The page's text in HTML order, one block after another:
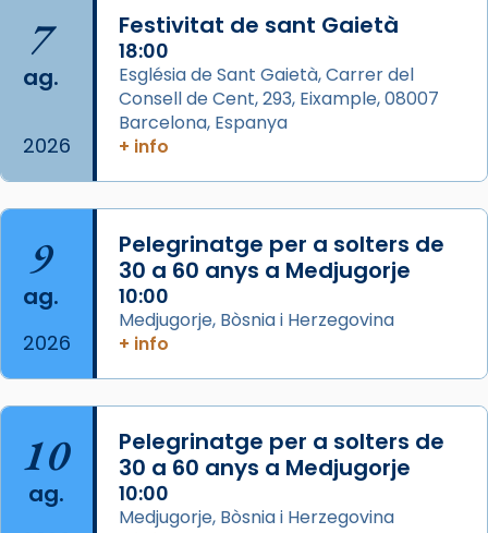
📸 J. Merino
Photo
View on Facebook · Share
Arquebisbat de Barcelona
2 weeks ago
missa d’acció de gràcies en agraïment al
comitè organitzador de la visita apostòlica
del Sant Pare Lleó XIV a Barcelona, i als
col·laboradors, a la Catedral de Barcelona.
Mons. David Abadías.
📸 Dr. G. Simón
Photo
7
ag.
2026
Festivitat de sant Gaietà
18:00
Església de Sant Gaietà, Carrer del
Consell de Cent, 293, Eixample, 08007
Barcelona, Espanya
+ info
9
ag.
2026
Pelegrinatge per a solters de
30 a 60 anys a Medjugorje
10:00
Medjugorje, Bòsnia i Herzegovina
+ info
10
ag.
Pelegrinatge per a solters de
30 a 60 anys a Medjugorje
10:00
Medjugorje, Bòsnia i Herzegovina